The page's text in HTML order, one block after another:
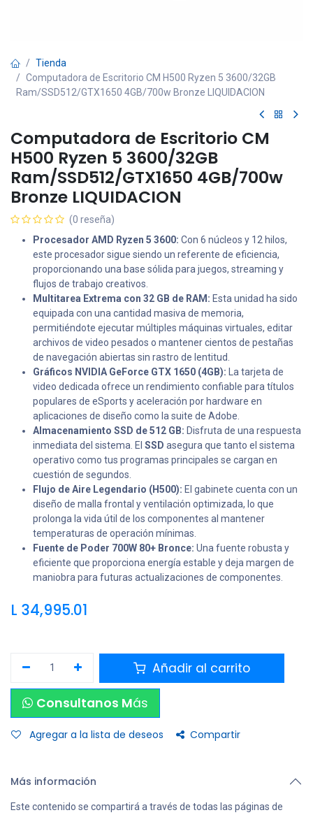
Tienda
Computadora de Escritorio CM H500 Ryzen 5 3600/32GB
Ram/SSD512/GTX1650 4GB/700w Bronze LIQUIDACION
Computadora de Escritorio CM
H500 Ryzen 5 3600/32GB
Ram/SSD512/GTX1650 4GB/700w
Bronze LIQUIDACION
(0 reseña)
Procesador AMD Ryzen 5 3600: Con 6 núcleos y 12 hilos,
este procesador sigue siendo un referente de eficiencia,
proporcionando una base sólida para juegos, streaming y
flujos de trabajo creativos.
Multitarea Extrema con 32 GB de RAM: Esta unidad ha sido
equipada con una cantidad masiva de memoria,
permitiéndote ejecutar múltiples máquinas virtuales, editar
archivos de video pesados ​​o mantener cientos de pestañas
de navegación abiertas sin rastro de lentitud.
Gráficos NVIDIA GeForce GTX 1650 (4GB): La tarjeta de
video dedicada ofrece un rendimiento confiable para títulos
populares de eSports y aceleración por hardware en
aplicaciones de diseño como la suite de Adobe.
Almacenamiento SSD de 512 GB: Disfruta de una respuesta
inmediata del sistema. El SSD asegura que tanto el sistema
operativo como tus programas principales se cargan en
cuestión de segundos.
Flujo de Aire Legendario (H500): El gabinete cuenta con un
diseño de malla frontal y ventilación optimizada, lo que
prolonga la vida útil de los componentes al mantener
temperaturas de operación mínimas.
Fuente de Poder 700W 80+ Bronce: Una fuente robusta y
eficiente que proporciona energía estable y deja margen de
maniobra para futuras actualizaciones de componentes.
L 34,995.01
Añadir al carrito
Consultanos Más
Agregar a la lista de deseos Compartir
Más información
Este contenido se compartirá a través de todas las páginas de